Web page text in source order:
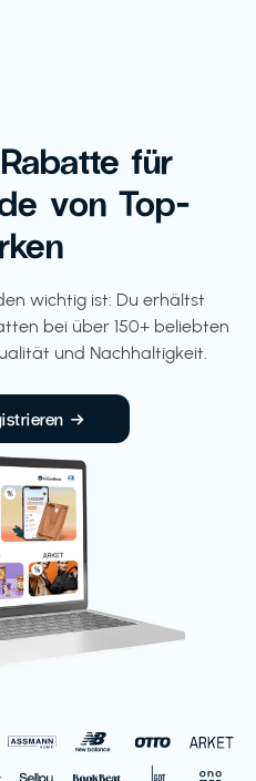
für
von Top-
wichtig ist: Du erhältst
bei über 150+ beliebten
und Nachhaltigkeit.
→